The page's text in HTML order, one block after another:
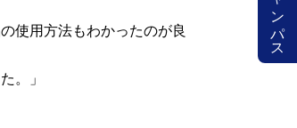
使用方法もわかったのが良
。」